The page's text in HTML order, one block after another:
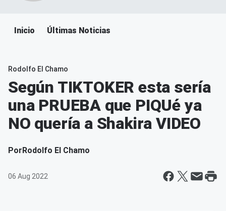
Inicio Últimas Noticias
Rodolfo El Chamo
Según TIKTOKER esta sería
una PRUEBA que PIQUé ya
NO quería a Shakira VIDEO
PorRodolfo El Chamo
06 Aug 2022